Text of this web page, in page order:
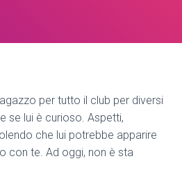
per tutto il club per diversi
se lui è curioso. Aspetti,
che lui potrebbe apparire
con te. Ad oggi, non è sta